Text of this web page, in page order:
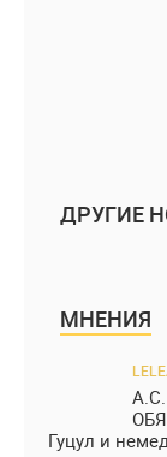
ДРУГИЕ
МНЕНИЯ
Гуцул и